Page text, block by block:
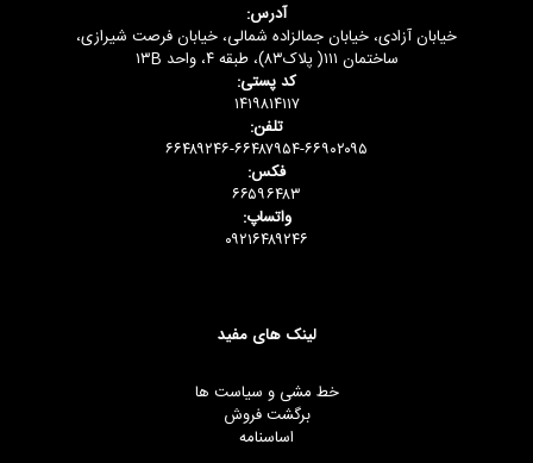
آدرس:
خیابان آزادی، خیابان جمالزاده شمالی، خیابان فرصت شیرازی،
ساختمان ۱۱۱( پلاک۸۳)، طبقه ۴، واحد ۱۳B
کد پستی:
۱۴۱۹۸۱۴۱۱۷
تلفن:
۶۶۴۸۹۲۴۶-۶۶۴۸۷۹۵۴-۶۶۹۰۲۰۹۵
فکس:
۶۶۵۹۶۴۸۳
واتساپ:
۰۹۲۱۶۴۸۹۲۴۶
لینک های مفید
خط مشی و سیاست ها
برگشت فروش
اساسنامه